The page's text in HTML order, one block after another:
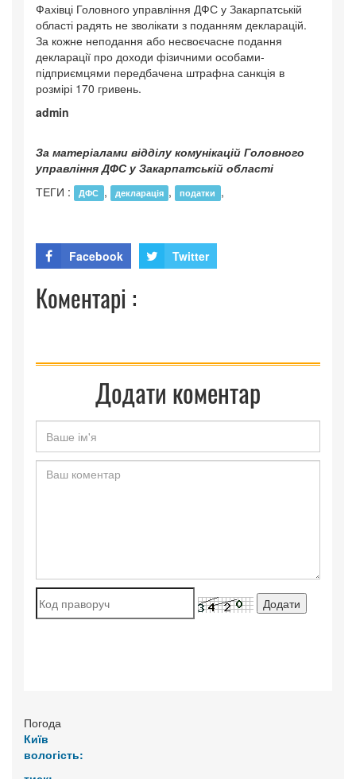
Фахівці Головного управління ДФС у Закарпатській
області радять не зволікати з поданням декларацій.
За кожне неподання або несвоєчасне подання
декларації про доходи фізичними особами-
підприємцями передбачена штрафна санкція в
розмірі 170 гривень.
admin
За матеріалами відділу комунікацій Головного
управління ДФС у Закарпатській області
ТЕГИ :
ДФС , декларація , податки ,
Facebook Twitter
Коментарі :
Додати коментар
Погода
Київ
вологість: